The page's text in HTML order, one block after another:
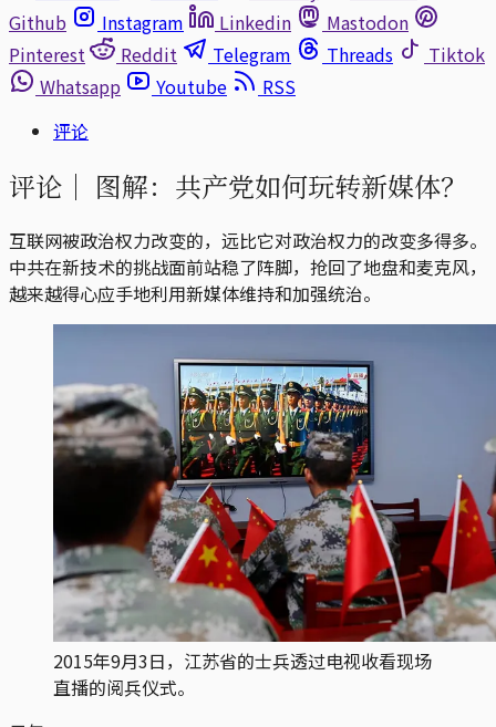
Github
Instagram Linkedin
Mastodon
Pinterest
Reddit Telegram Threads
Tiktok
Whatsapp
Youtube
RSS
评论
评论｜ 图解：共产党如何玩转新媒体？
互联网被政治权力改变的，远比它对政治权力的改变多得多。
中共在新技术的挑战面前站稳了阵脚，抢回了地盘和麦克风，
越来越得心应手地利用新媒体维持和加强统治。
2015年9月3日，江苏省的士兵透过电视收看现场
直播的阅兵仪式。